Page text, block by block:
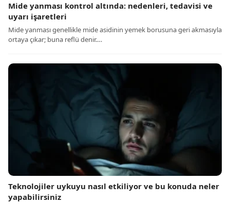
Mide yanması kontrol altında: nedenleri, tedavisi ve
uyarı işaretleri
Mide yanması genellikle mide asidinin yemek borusuna geri akmasıyla
ortaya çıkar; buna reflü denir.…
Teknolojiler uykuyu nasıl etkiliyor ve bu konuda neler
yapabilirsiniz